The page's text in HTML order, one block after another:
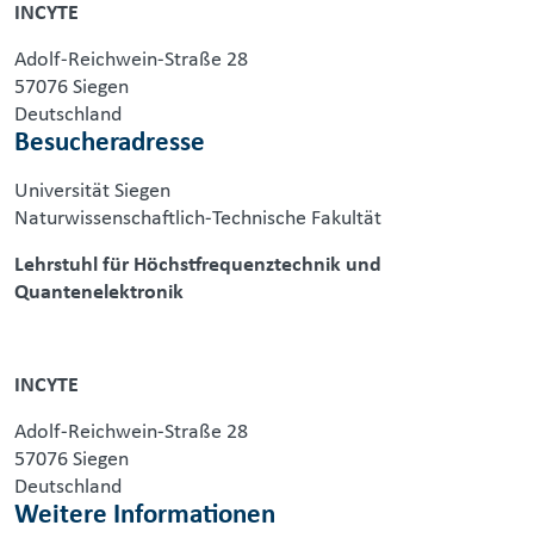
INCYTE
Adolf-Reichwein-Straße 28
57076 Siegen
Deutschland
Besucheradresse
Universität Siegen
Naturwissenschaftlich-Technische Fakultät
Lehrstuhl für Höchstfrequenztechnik und
Quantenelektronik
INCYTE
Adolf-Reichwein-Straße 28
57076 Siegen
Deutschland
Weitere Informationen